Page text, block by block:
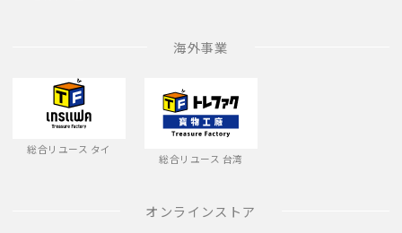
海外事業
総合リユース タイ
総合リユース 台湾
オンラインストア